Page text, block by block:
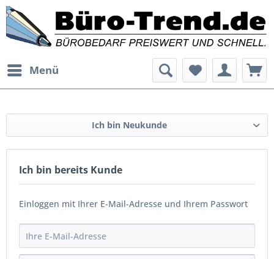
Menü
Ich bin Neukunde
Ich bin bereits Kunde
Einloggen mit Ihrer E-Mail-Adresse und Ihrem Passwort